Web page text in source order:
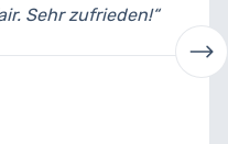
erklärt und